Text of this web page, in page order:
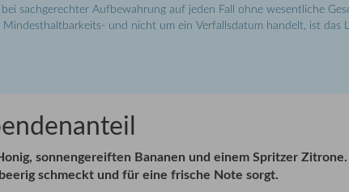
sachgerechter Aufbewahrung auf jeden Fall ohne wesentliche
und nicht um ein Verfallsdatum handelt, ist das
sonnengereiften Bananen und einem Spritzer
schmeckt und für eine frische Note sorgt.